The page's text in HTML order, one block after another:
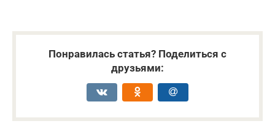
Понравилась статья? Поделиться с
друзьями: